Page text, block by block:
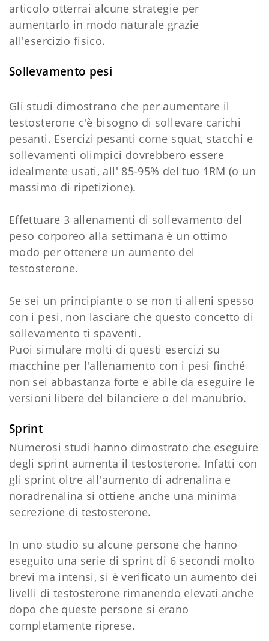
articolo otterrai alcune strategie per
aumentarlo in modo naturale grazie
all'esercizio fisico.
Sollevamento pesi
Gli studi dimostrano che per aumentare il
testosterone c'è bisogno di sollevare carichi
pesanti. Esercizi pesanti come squat, stacchi e
sollevamenti olimpici dovrebbero essere
idealmente usati, all' 85-95% del tuo 1RM (o un
massimo di ripetizione).
Effettuare 3 allenamenti di sollevamento del
peso corporeo alla settimana è un ottimo
modo per ottenere un aumento del
testosterone.
Se sei un principiante o se non ti alleni spesso
con i pesi, non lasciare che questo concetto di
sollevamento ti spaventi.
Puoi simulare molti di questi esercizi su
macchine per l'allenamento con i pesi finché
non sei abbastanza forte e abile da eseguire le
versioni libere del bilanciere o del manubrio.
Sprint
Numerosi studi hanno dimostrato che eseguire
degli sprint aumenta il testosterone. Infatti con
gli sprint oltre all'aumento di adrenalina e
noradrenalina si ottiene anche una minima
secrezione di testosterone.
In uno studio su alcune persone che hanno
eseguito una serie di sprint di 6 secondi molto
brevi ma intensi, si è verificato un aumento dei
livelli di testosterone rimanendo elevati anche
dopo che queste persone si erano
completamente riprese.